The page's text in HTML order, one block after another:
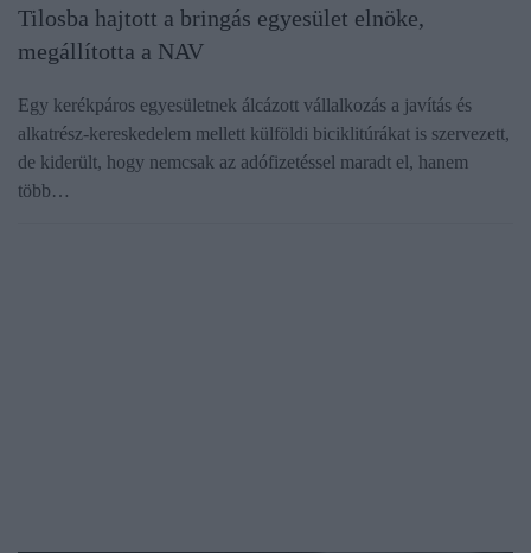
Tilosba hajtott a bringás egyesület elnöke,
megállította a NAV
Egy kerékpáros egyesületnek álcázott vállalkozás a javítás és
alkatrész-kereskedelem mellett külföldi biciklitúrákat is szervezett,
de kiderült, hogy nemcsak az adófizetéssel maradt el, hanem
több…